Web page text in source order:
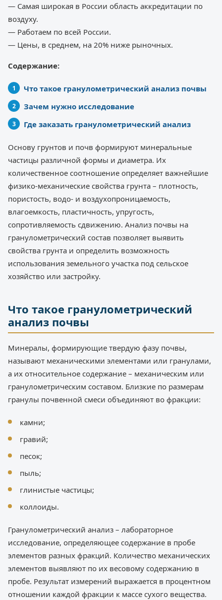
— Самая широкая в России область аккредитации по
воздуху.
— Работаем по всей России.
— Цены, в среднем, на 20% ниже рыночных.
Содержание:
Что такое гранулометрический анализ почвы
Зачем нужно исследование
Где заказать гранулометрический анализ
Основу грунтов и почв формируют минеральные
частицы различной формы и диаметра. Их
количественное соотношение определяет важнейшие
физико-механические свойства грунта – плотность,
пористость, водо- и воздухопроницаемость,
влагоемкость, пластичность, упругость,
сопротивляемость сдвижению. Анализ почвы на
гранулометрический состав позволяет выявить
свойства грунта и определить возможность
использования земельного участка под сельское
хозяйство или застройку.
Что такое гранулометрический
анализ почвы
Минералы, формирующие твердую фазу почвы,
называют механическими элементами или гранулами,
а их относительное содержание – механическим или
гранулометрическим составом. Близкие по размерам
гранулы почвенной смеси объединяют во фракции:
камни;
гравий;
песок;
пыль;
глинистые частицы;
коллоиды.
Гранулометрический анализ – лабораторное
исследование, определяющее содержание в пробе
элементов разных фракций. Количество механических
элементов выявляют по их весовому содержанию в
пробе. Результат измерений выражается в процентном
отношении каждой фракции к массе сухого вещества.